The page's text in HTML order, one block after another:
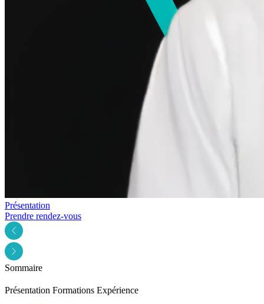
Présentation
Prendre rendez-vous
Sommaire
Présentation Formations Expérience